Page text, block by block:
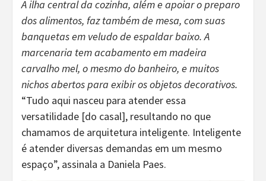
A ilha central da cozinha, além e apoiar o preparo
dos alimentos, faz também de mesa, com suas
banquetas em veludo de espaldar baixo. A
marcenaria tem acabamento em madeira
carvalho mel, o mesmo do banheiro, e muitos
nichos abertos para exibir os objetos decorativos.
“Tudo aqui nasceu para atender essa
versatilidade [do casal], resultando no que
chamamos de arquitetura inteligente. Inteligente
é atender diversas demandas em um mesmo
espaço”, assinala a Daniela Paes.